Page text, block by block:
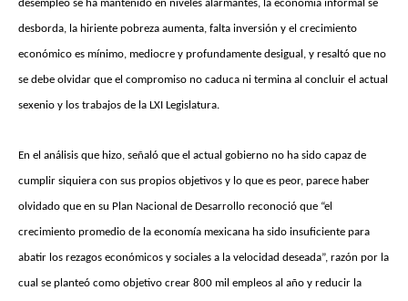
desempleo se ha mantenido en niveles alarmantes, la economía informal se
desborda, la hiriente pobreza aumenta, falta inversión y el crecimiento
económico es mínimo, mediocre y profundamente desigual, y resaltó que no
se debe olvidar que el compromiso no caduca ni termina al concluir el actual
sexenio y los trabajos de la LXI Legislatura.
En el análisis que hizo, señaló que el actual gobierno no ha sido capaz de
cumplir siquiera con sus propios objetivos y lo que es peor, parece haber
olvidado que en su Plan Nacional de Desarrollo reconoció que “el
crecimiento promedio de la economía mexicana ha sido insuficiente para
abatir los rezagos económicos y sociales a la velocidad deseada”, razón por la
cual se planteó como objetivo crear 800 mil empleos al año y reducir la